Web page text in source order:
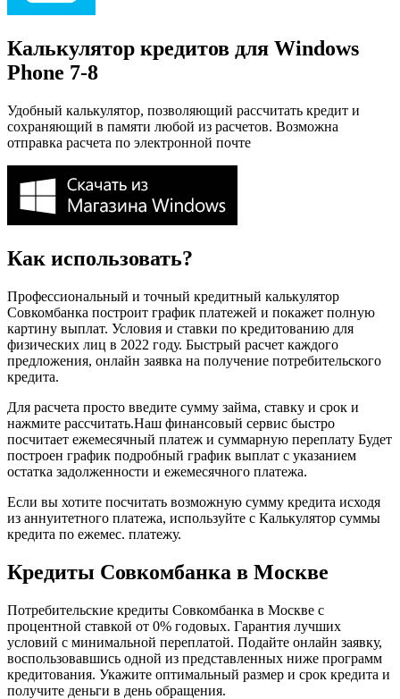
Калькулятор кредитов для Windows
Phone 7-8
Удобный калькулятор, позволяющий рассчитать кредит и
сохраняющий в памяти любой из расчетов. Возможна
отправка расчета по электронной почте
Как использовать?
Профессиональный и точный кредитный калькулятор
Совкомбанка построит график платежей и покажет полную
картину выплат. Условия и ставки по кредитованию для
физических лиц в 2022 году. Быстрый расчет каждого
предложения, онлайн заявка на получение потребительского
кредита.
Для расчета просто введите сумму займа, ставку и срок и
нажмите рассчитать.Наш финансовый сервис быстро
посчитает ежемесячный платеж и суммарную переплату Будет
построен график подробный график выплат с указанием
остатка задолженности и ежемесячного платежа.
Если вы хотите посчитать возможную сумму кредита исходя
из аннуитетного платежа, используйте с Калькулятор суммы
кредита по ежемес. платежу.
Кредиты Совкомбанка в Москве
Потребительские кредиты Совкомбанка в Москве с
процентной ставкой от 0% годовых. Гарантия лучших
условий с минимальной переплатой. Подайте онлайн заявку,
воспользовавшись одной из представленных ниже программ
кредитования. Укажите оптимальный размер и срок кредита и
получите деньги в день обращения.